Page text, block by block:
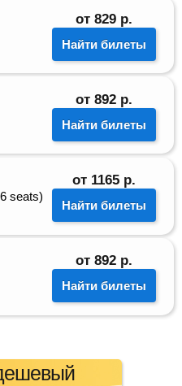
от 829 р.
Найти билеты
от 892 р.
Найти билеты
seats)
от 1165 р.
Найти билеты
от 892 р.
Найти билеты